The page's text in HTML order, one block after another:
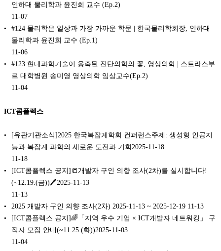
인하대 물리학과 윤진희 교수 (Ep.2)
11-07
#124 물리학은 일상과 가장 가까운 학문 | 한국물리학회장, 인하대
물리학과 윤진희 교수 (Ep.1)
11-06
#123 현대과학기술이 응축된 진단의학의 꽃, 영상의학 | 스트라스부
르 대학병원 송미영 영상의학 임상교수(Ep.2)
11-04
ICT콤플렉스
[유관기관소식]2025 한국복잡계학회 컨퍼런스주제: 생성형 인공지
능과 복잡계 과학의 새로운 도전과 기회2025-11-18
11-18
[ICT콤플렉스 공지]📒개발자 구인 의향 조사(2차)를 실시합니다!
(~12.19.(금))🖊️2025-11-13
11-13
2025 개발자 구인 의향 조사(2차) 2025-11-13 ~ 2025-12-19 11-13
[ICT콤플렉스 공지]🌈「지역 우수 기업 × ICT개발자 네트워킹」 구
직자 모집 안내(~11.25.(화))2025-11-03
11-04